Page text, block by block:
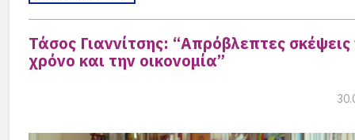
Φρουρά?
Τάσος Γιαννίτσης: “Απρόβλεπτες σκέψεις
χρόνο και την οικονομία”